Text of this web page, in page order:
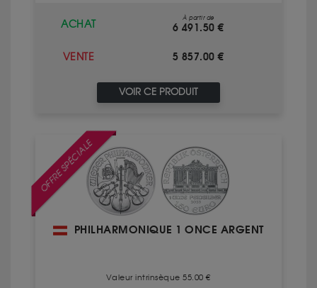
ACHAT
À partir de
6 491.50 €
VENTE 5 857.00 €
VOIR CE PRODUIT
OFFRE SPÉCIALE
PHILHARMONIQUE 1 ONCE ARGENT
Valeur intrinsèque 55.00 €